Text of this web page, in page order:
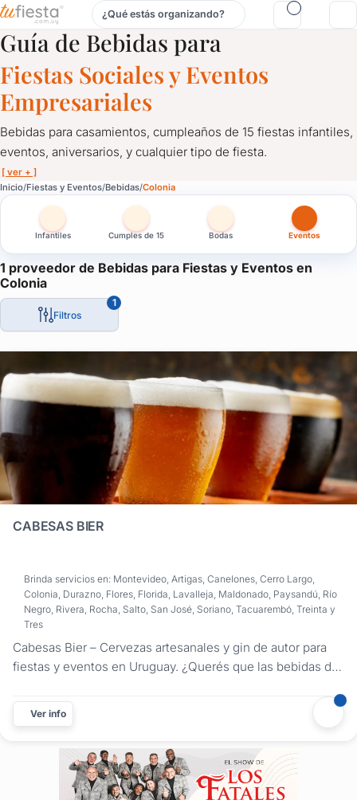
Bebidas para Fiestas y Eventos en Colonia
¿Qué estás organizando?
Guía de Bebidas para
Fiestas Sociales y Eventos
Empresariales
Bebidas para casamientos, cumpleaños de 15 fiestas infantiles,
eventos, aniversarios, y cualquier tipo de fiesta.
[ ver + ]
Inicio Fiestas y Eventos Bebidas Colonia
Infantiles Cumples de 15 Bodas Eventos
1 proveedor de Bebidas para Fiestas y Eventos en
Colonia
Filtros
1
CABESAS BIER
Brinda servicios en: Montevideo, Artigas, Canelones, Cerro Largo,
Colonia, Durazno, Flores, Florida, Lavalleja, Maldonado, Paysandú, Río
Negro, Rivera, Rocha, Salto, San José, Soriano, Tacuarembó, Treinta y
Tres
Cabesas Bier – Cervezas artesanales y gin de autor para
fiestas y eventos en Uruguay. ¿Querés que las bebidas de
Bier trae a tu celebración lo mejor de su portafolio:
cervezas artesanales en botella o barril y gintonic
Ver info
Bebidas para Fiestas y Eventos en Colonia
Bebidas para casamientos, cumpleaños de 15 fiestas
Catering de bebidas alcohólicas y sin alcohol.
Bebidas para fiestas y eventos, cervezas artesanales,
Un servicio fundamental para servir a tus invitados.